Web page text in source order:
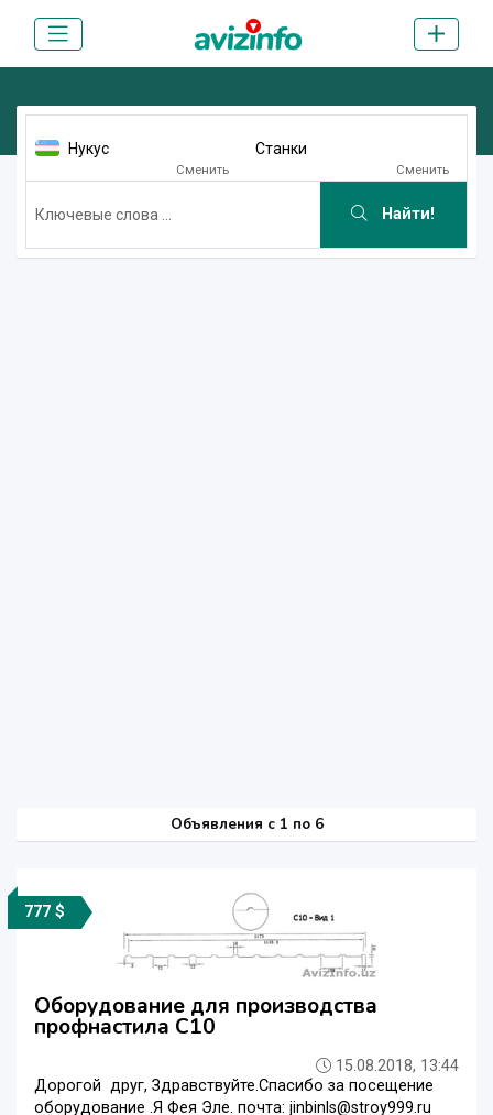
Нукус
Сменить
Станки
Сменить
Найти!
Объявления c 1 по 6
777 $
Оборудование для производства
профнастила С10
15.08.2018, 13:44
Дорогой друг, Здравствуйте.Спасибо за посещение
oборудование .Я Фея Эле. почта: jinbinls@stroy999.ru